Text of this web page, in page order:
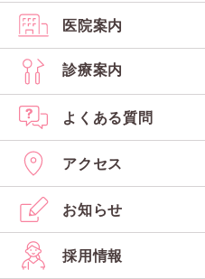
医院案内
診療案内
よくある質問
アクセス
お知らせ
採用情報